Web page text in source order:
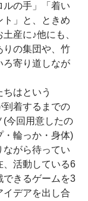
ルの手」「着い
ト」と、ときめ
産に♪他にも、
りの集団や、竹
ろ寄り道しなが
はという
到着するまでの
(今回用意したの
・輪っか・身体)
ながら待ってい
、活動している6
できるゲームを3
イデアを出し合